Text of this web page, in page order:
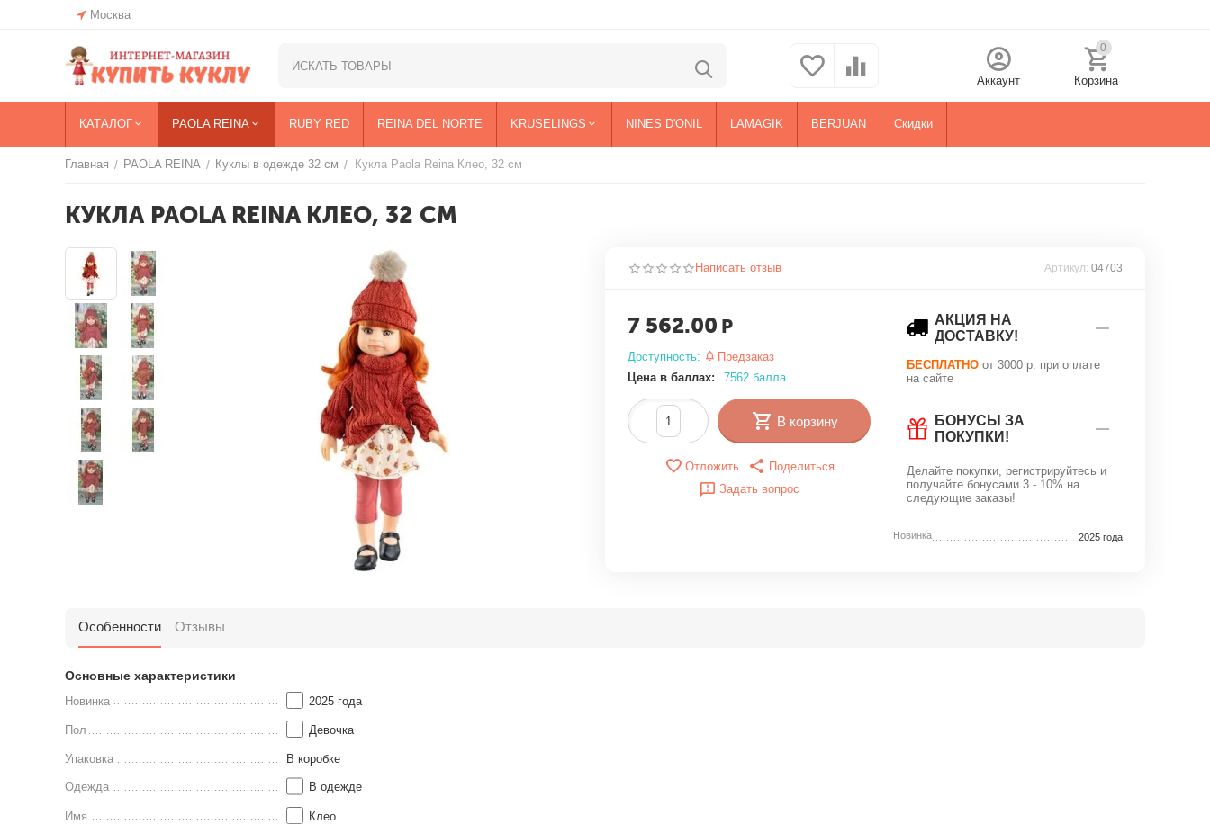
Москва
Аккаунт
0
Корзина
КАТАЛОГ PAOLA REINA RUBY RED REINA DEL NORTE KRUSELINGS NINES D'ONIL LAMAGIK BERJUAN Скидки
Главная / PAOLA REINA / Куклы в одежде 32 см / Кукла Paola Reina Клео, 32 см
КУКЛА PAOLA REINA КЛЕО, 32 СМ
Написать отзыв Артикул: 04703
7 562.00 Р
Доступность:
Предзаказ
Цена в баллах:
7562 балла
В корзину
Отложить
Поделиться
Задать вопрос
АКЦИЯ НА
ДОСТАВКУ!
БЕСПЛАТНО от 3000 р. при оплате
на сайте
БОНУСЫ ЗА
ПОКУПКИ!
Делайте покупки, регистрируйтесь и
получайте бонусами 3 - 10% на
следующие заказы!
Новинка 2025 года
Особенности Отзывы
Основные характеристики
Новинка 2025 года
Пол Девочка
Упаковка В коробке
Одежда В одежде
Имя Клео